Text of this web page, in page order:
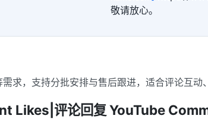
敬请放心。
，支持分批安排与售后跟进，适合评论互动
Likes|评论回复 YouTube